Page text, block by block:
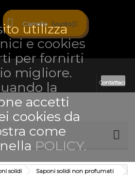
Contattaci
Carrello (vuoto)
solidi
Saponi solidi non profumati
utilizza
e cookies
per fornirti
migliore.
la
accetti
cookies da
come
POLICY.
Ok